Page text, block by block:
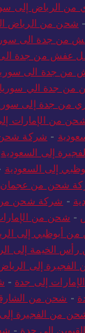
الرياض إلى
- شحن من الرياض
من جدة الى
عفش من جدة الى
جدة الى
جدة الي سوريا
من جدة إلى
من الإمارات
- شركة شحن
إلى السعودية
إلى السعودية
شحن من عجمان
- شركة شحن من
- شحن من
أبوظبي إلى
الخيمة إلى
إلى
إلى جدة -
- شحن من
من الفجيرة
إلى جدة -